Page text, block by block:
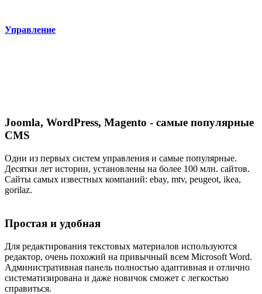
Управление
Joomla, WordPress, Magento - cамые популярные
CMS
Одни из первых систем управления и самые популярные.
Десятки лет истории, установлены на более 100 млн. сайтов.
Сайты самых известных компаний: ebay, mtv, peugeot, ikea,
gorilaz.
Простая и удобная
Для редактирования текстовых материалов используются
редактор, очень похожий на привычный всем Microsoft Word.
Административная панель полностью адаптивная и отлично
систематизирована и даже новичок сможет с легкостью
справиться.